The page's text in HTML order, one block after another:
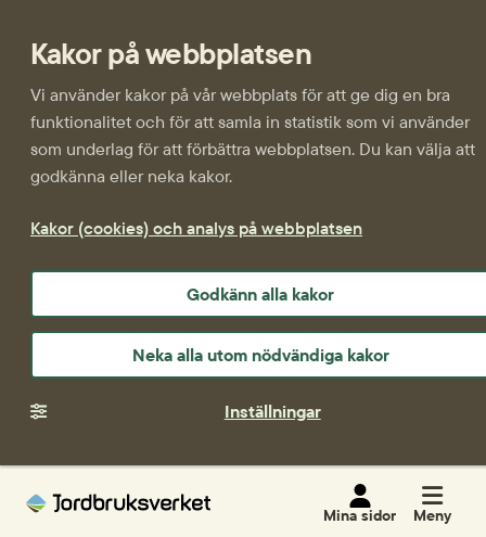
Kakor på webbplatsen
Vi använder kakor på vår webbplats för att ge dig en bra
funktionalitet och för att samla in statistik som vi använder
som underlag för att förbättra webbplatsen. Du kan välja att
godkänna eller neka kakor.
Kakor (cookies) och analys på webbplatsen
Godkänn alla kakor
Neka alla utom nödvändiga kakor
Inställningar
Mina sidor Meny